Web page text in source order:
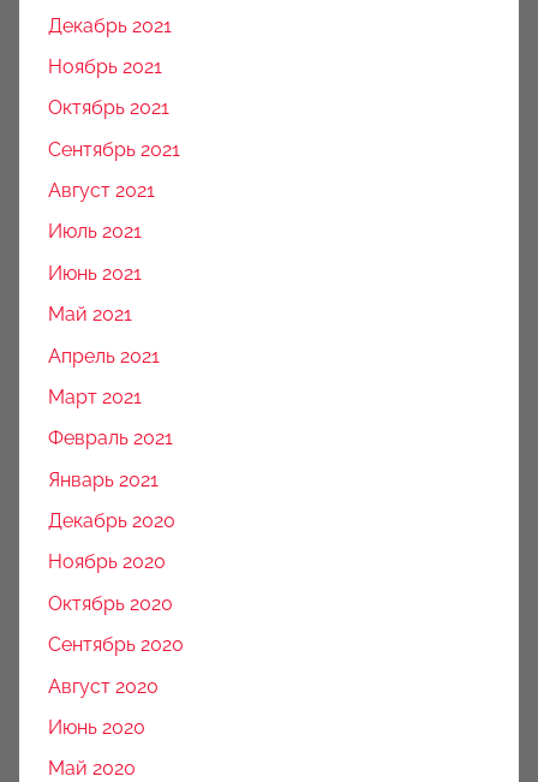
Декабрь 2021
Ноябрь 2021
Октябрь 2021
Сентябрь 2021
Август 2021
Июль 2021
Июнь 2021
Май 2021
Апрель 2021
Март 2021
Февраль 2021
Январь 2021
Декабрь 2020
Ноябрь 2020
Октябрь 2020
Сентябрь 2020
Август 2020
Июнь 2020
Май 2020